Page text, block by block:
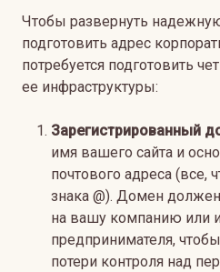
Чтобы развернуть
подготовить адрес
потребуется подготовить
ее инфраструктуры:
Зарегистрированный
имя вашего сайта и
почтового адреса (все,
знака @). Домен
на вашу компанию или
предпринимателя,
потери контроля над